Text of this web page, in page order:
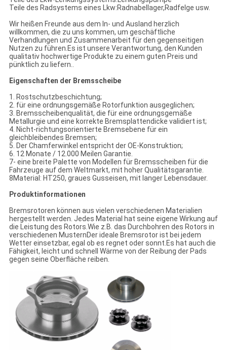
Teile des Radsystems eines Lkw:Radnabellager,Radfelge usw.
Wir heißen Freunde aus dem In- und Ausland herzlich
willkommen, die zu uns kommen, um geschäftliche
Verhandlungen und Zusammenarbeit für den gegenseitigen
Nutzen zu führen.Es ist unsere Verantwortung, den Kunden
qualitativ hochwertige Produkte zu einem guten Preis und
pünktlich zu liefern..
Eigenschaften der Bremsscheibe
1. Rostschutzbeschichtung;
2. für eine ordnungsgemäße Rotorfunktion ausgeglichen;
3. Bremsscheibenqualität, die für eine ordnungsgemäße
Metallurgie und eine korrekte Bremsplattendicke validiert ist;
4. Nicht-richtungsorientierte Bremsebene für ein
gleichbleibendes Bremsen;
5. Der Chamferwinkel entspricht der OE-Konstruktion;
6. 12 Monate / 12.000 Meilen Garantie.
7- eine breite Palette von Modellen für Bremsscheiben für die
Fahrzeuge auf dem Weltmarkt, mit hoher Qualitätsgarantie.
8Material: HT250, graues Gusseisen, mit langer Lebensdauer.
Produktinformationen
Bremsrotoren können aus vielen verschiedenen Materialien
hergestellt werden. Jedes Material hat seine eigene Wirkung auf
die Leistung des Rotors.Wie z.B. das Durchbohren des Rotors in
verschiedenen MusternDer ideale Bremsrotor ist bei jedem
Wetter einsetzbar, egal ob es regnet oder sonnt.Es hat auch die
Fähigkeit, leicht und schnell Wärme von der Reibung der Pads
gegen seine Oberfläche reiben.